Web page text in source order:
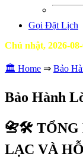
Gọi Đặt Lịch
Chủ nhật, 2026-
🏛️ Home ⇒ Bảo
Bảo Hành
📇🛠️ TỔNG
LẠC VÀ